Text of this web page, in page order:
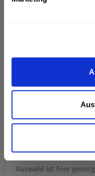
stehen Smoothies,
Smoothies gibt es
ausschließlich aus
aus Himbeere,
Daneben gibt es auch
Maracuja, Pfirsich-
Auswahl ist hier